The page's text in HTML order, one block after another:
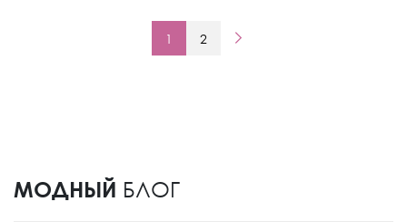
1 2
МОДНЫЙ БЛОГ